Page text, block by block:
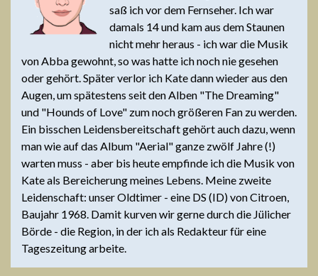
saß ich vor dem Fernseher. Ich war
damals 14 und kam aus dem Staunen
nicht mehr heraus - ich war die Musik
von Abba gewohnt, so was hatte ich noch nie gesehen
oder gehört. Später verlor ich Kate dann wieder aus den
Augen, um spätestens seit den Alben "The Dreaming"
und "Hounds of Love" zum noch größeren Fan zu werden.
Ein bisschen Leidensbereitschaft gehört auch dazu, wenn
man wie auf das Album "Aerial" ganze zwölf Jahre (!)
warten muss - aber bis heute empfinde ich die Musik von
Kate als Bereicherung meines Lebens. Meine zweite
Leidenschaft: unser Oldtimer - eine DS (ID) von Citroen,
Baujahr 1968. Damit kurven wir gerne durch die Jülicher
Börde - die Region, in der ich als Redakteur für eine
Tageszeitung arbeite.